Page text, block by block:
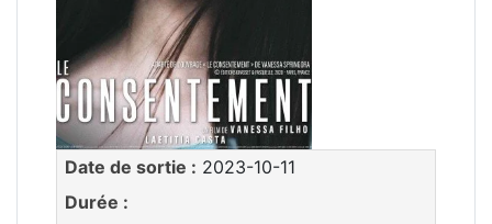
Date de sortie : 2023-10-11
Durée :